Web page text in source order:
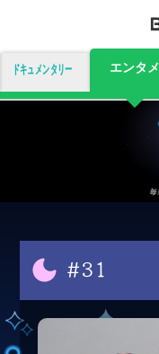
ドキュメンタリー エンタメ
#31